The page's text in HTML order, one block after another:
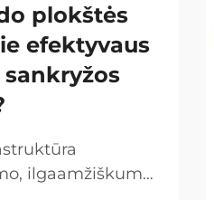
plokštės
efektyvaus
ilgaamžiškumo